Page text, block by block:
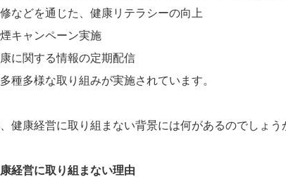
修などを通じた、健康リテラシーの向上
煙キャンペーン実施
康に関する情報の定期配信
種多様な取り組みが実施されています。
健康経営に取り組まない背景には何があるのでしょう
経営に取り組まない理由